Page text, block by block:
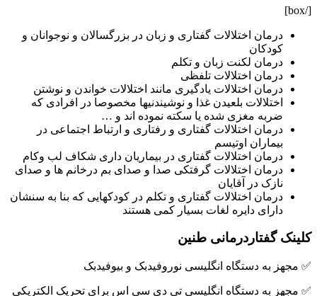
[/box]
درمان اختلالات گفتاری و زبان در بزرگسالان و نوجوانان و
کودکان
درمان لکنت زبان و تکلم
درمان اختلالات تلفظی
درمان اختلالات یادگیری مانند اختلالات خواندن و نوشتن
اختلالات بلعیدن غذا و نوشیندنیها مخصوصا در افرادی که
ضربه مغزی شده یا سکته نموده اند و …
درمان اختلالات گفتاری و رفتاری و ارتباط اجتماعی در
بیماران اوتیسم
درمان اختلالات گفتاری در بیماریان داری شکاف لب وکام
درمان اختلالات گرفتکی صدا و صدای بم درخانم ها و صدای
نازک در آقایان
درمان اختلالات گفتاری و تکلم در کودکهایی که بنا به سنشان
دارای دایره لغات بسیار کمی هستند
کلینک گفتاردرمانی طنین
✅ مجهز بە دستگاە انگلیسی نوروفیدبک و بیوفیدبک
✅ مجهز به دستگاە انگلیسی تی دی سی اس برای تحریک الکتریکی